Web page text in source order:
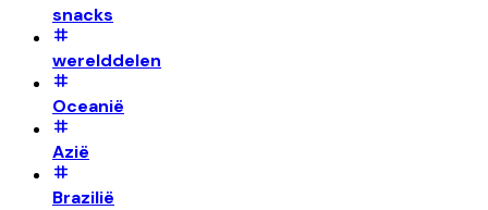
snacks
werelddelen
Oceanië
Azië
Brazilië